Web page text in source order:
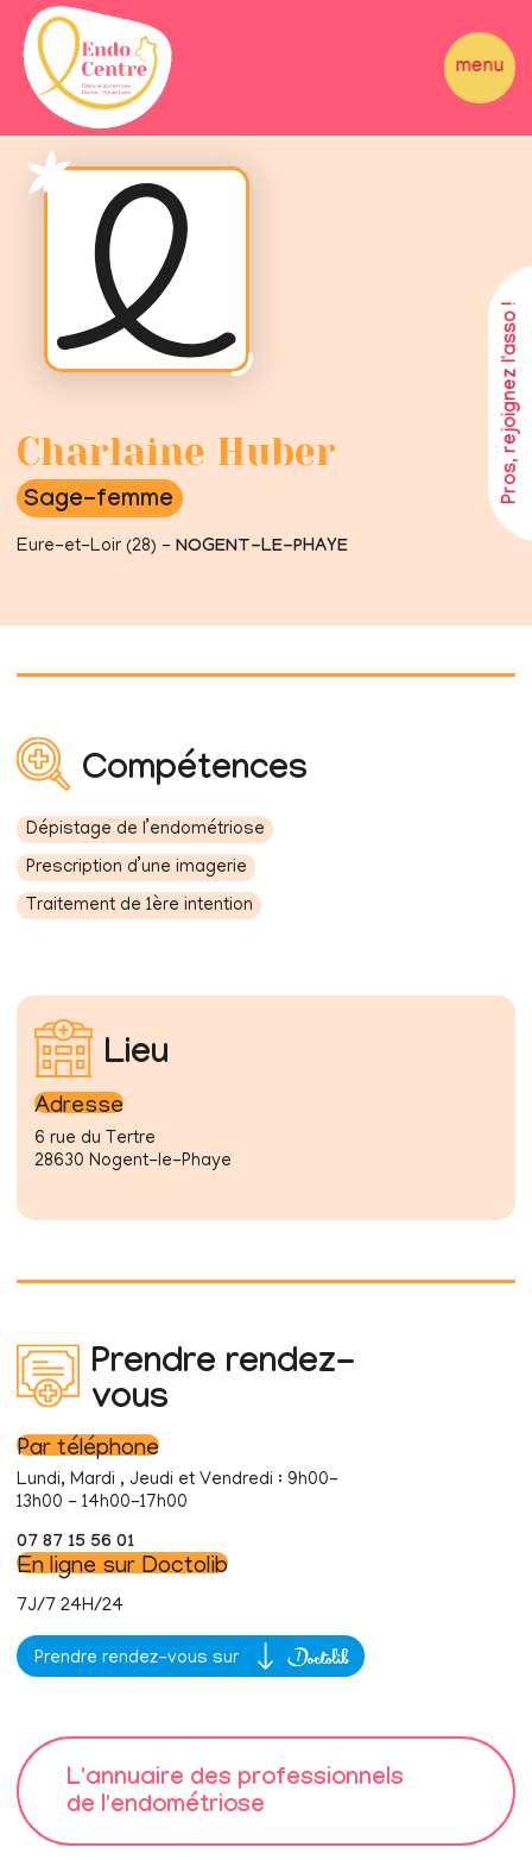
Pros, rejoignez l'asso !
Charlaine Huber
Sage-femme
Eure-et-Loir (28) - NOGENT-LE-PHAYE
Compétences
Dépistage de l’endométriose
Prescription d’une imagerie
Traitement de 1ère intention
Lieu
Adresse
6 rue du Tertre
28630 Nogent-le-Phaye
Prendre rendez-
vous
Par téléphone
Lundi, Mardi , Jeudi et Vendredi : 9h00-
13h00 - 14h00-17h00
07 87 15 56 01
En ligne sur Doctolib
7J/7 24H/24
Prendre rendez-vous sur
L'annuaire des professionnels
de l'endométriose